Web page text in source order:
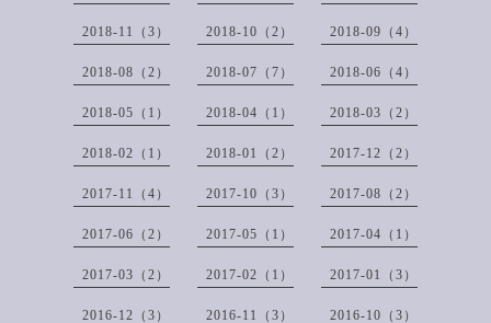
2018-11（3） 2018-10（2） 2018-09（4）
2018-08（2） 2018-07（7） 2018-06（4）
2018-05（1） 2018-04（1） 2018-03（2）
2018-02（1） 2018-01（2） 2017-12（2）
2017-11（4） 2017-10（3） 2017-08（2）
2017-06（2） 2017-05（1） 2017-04（1）
2017-03（2） 2017-02（1） 2017-01（3）
2016-12（3） 2016-11（3） 2016-10（3）